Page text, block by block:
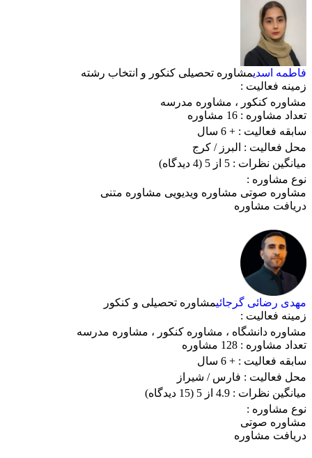
فاطمه اسدیمشاوره تحصیلی کنکور و انتخاب رشته
زمینه فعالیت :
مشاوره کنکور ، مشاوره مدرسه
تعداد مشاوره : 16 مشاوره
سابقه فعالیت : + 6 سال
محل فعالیت : البرز/ کرج
میانگین نظرات : 5 از 5
(4 دیدگاه)
نوع مشاوره :
مشاوره صوتی مشاوره ویدیویی مشاوره متنی
دریافت مشاوره
مهدی رضائی گرجائیمشاوره تحصیلی و کنکور
زمینه فعالیت :
مشاوره دانشگاه ، مشاوره کنکور ، مشاوره مدرسه
تعداد مشاوره : 128 مشاوره
سابقه فعالیت : + 6 سال
محل فعالیت : فارس/ شیراز
میانگین نظرات : 4.9 از 5
(15 دیدگاه)
نوع مشاوره :
مشاوره صوتی
دریافت مشاوره